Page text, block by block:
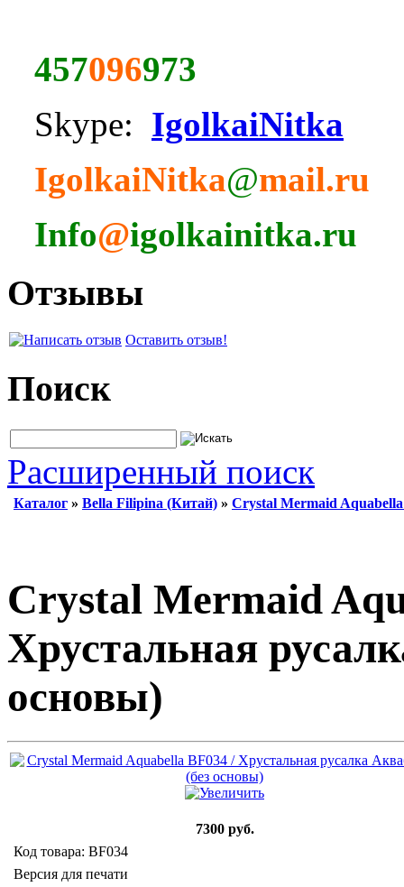
457096973
Skype: IgolkaiNitka
IgolkaiNitka@mail.ru
Info@igolkainitka.ru
Отзывы
Оставить отзыв!
Поиск
Расширенный поиск
Каталог » Bella Filipina (Китай) » Crystal Mermaid
Crystal Mermaid
Хрустальная
основы)
7300 руб.
Код товара: BF034
Версия для печати